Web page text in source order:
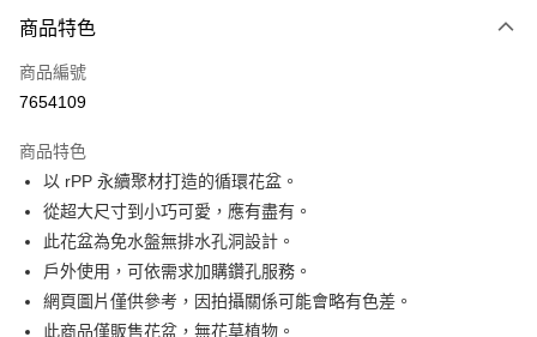
２．便利：只要手機號碼，簡訊認證，即可結帳。
【「AFTEE先享後付」結帳流程】
２．訂單成立數日內，您將收到繳費通知簡訊。
３．收到繳費通知簡訊後14天內，點擊此簡訊中的連結，可透過四大超商／
ATM／網路銀行／等多元方式進行付款，方視為交易完成。
※ 請注意：結帳手續完成當下不需立刻繳費，但若您需要取消訂單，請聯絡
購買商品的店家。未經商家同意取消之訂單仍視為有效，需透過AFTEE先享
後付繳納相關費用。
※ 交易是否成功請以「AFTEE先享後付 」之結帳頁面顯示為準，若有關於
是否繳費成功／繳費後需取消欲退款等相關疑問，請聯繫「AFTEE先享後付
客戶支援中心」https://netprotections.freshdesk.com/support/home
運送方式
單筆滿$1200免運
每筆NT$120，滿NT$1,200(含以上)免運費
每筆NT$250，滿NT$2,000(含以上)免運費
商品特色
商品編號
7654109
商品特色
以 rPP 永續聚材打造的循環花盆。
從超大尺寸到小巧可愛，應有盡有。
此花盆為免水盤無排水孔洞設計。
戶外使用，可依需求加購鑽孔服務。
網頁圖片僅供參考，因拍攝關係可能會略有色差。
此商品僅販售花盆，無花草植物。